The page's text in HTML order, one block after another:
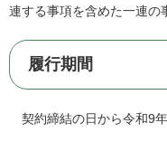
連する事項を含めた一連の
履行期間
契約締結の日から令和9